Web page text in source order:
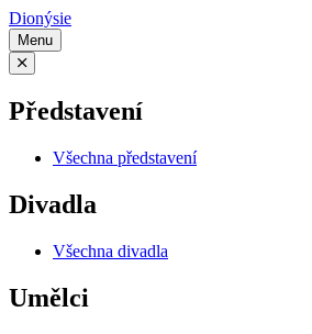
Dionýsie
Menu
Představení
Všechna představení
Divadla
Všechna divadla
Umělci